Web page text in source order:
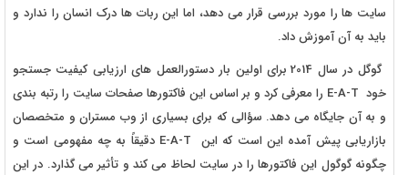
سایت ها را مورد بررسی قرار می دهد، اما این ربات ها درک انسان را ندارد و
باید به آن آموزش داد.
گوگل در سال 2014 برای اولین بار دستورالعمل های ارزیابی کیفیت جستجو
خود E-A-T را معرفی کرد و بر اساس این فاکتورها صفحات سایت را رتبه بندی
و به آن جایگاه می دهد. سؤالی که برای بسیاری از وب مستران و متخصصان
بازاریابی پیش آمده این است که این E-A-T دقیقاً به چه مفهومی است و
چگونه گوگول این فاکتورها را در سایت لحاظ می کند و تأثیر می گذارد. در این